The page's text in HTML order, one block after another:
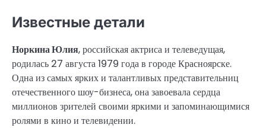
Известные детали
Норкина Юлия, российская актриса и телеведущая,
родилась 27 августа 1979 года в городе Красноярске.
Одна из самых ярких и талантливых представительниц
отечественного шоу-бизнеса, она завоевала сердца
миллионов зрителей своими яркими и запоминающимися
ролями в кино и телевидении.